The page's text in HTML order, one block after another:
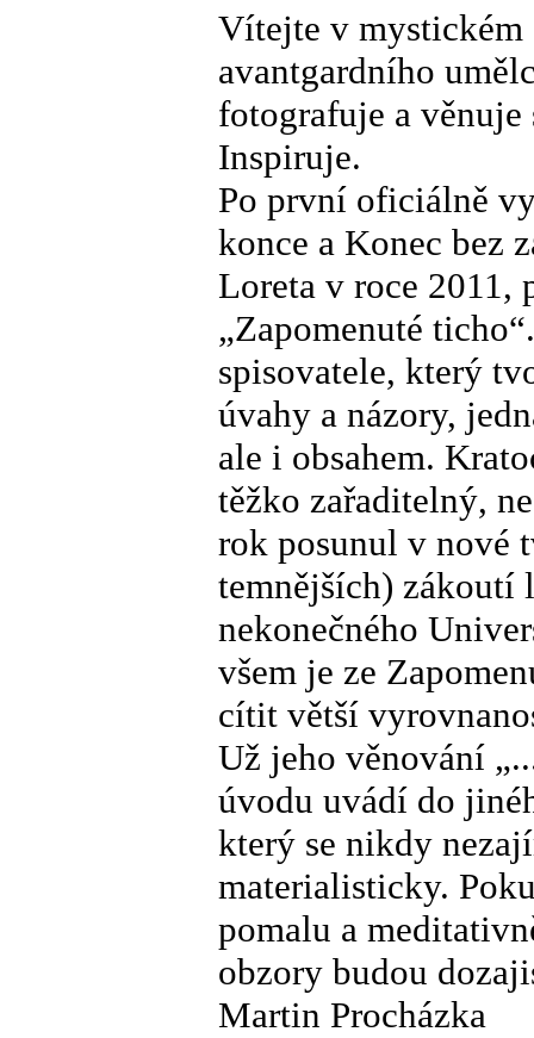
Vítejte v mystickém
avantgardního
fotografuje a
Inspiruje.
Po první oficiálně
konce a Konec bez
Loreta v roce 2011,
„Zapomenuté
spisovatele, který
úvahy a názory,
ale i obsahem.
těžko zařaditelný,
rok posunul v nové
temnějších) zákoutí
nekonečného
všem je ze
cítit větší
Už jeho věnování
úvodu uvádí do
který se nikdy
materialisticky.
pomalu a
obzory budou
Martin Procházka